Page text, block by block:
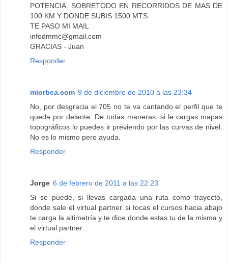
POTENCIA. SOBRETODO EN RECORRIDOS DE MAS DE
100 KM Y DONDE SUBIS 1500 MTS.
TE PASO MI MAIL
infodmmc@gmail.com
GRACIAS - Juan
Responder
miorbea.com 9 de diciembre de 2010 a las 23:34
No, por desgracia el 705 no te va cantando el perfil que te
queda por delante. De todas maneras, si le cargas mapas
topográficos lo puedes ir previendo por las curvas de nivel.
No es lo mismo pero ayuda.
Responder
Jorge 6 de febrero de 2011 a las 22:23
Si se puede, si llevas cargada una ruta como trayecto,
donde sale el virtual partner si tocas el cursos hacia abajo
te carga la altimetría y te dice donde estas tu de la misma y
el virtual partner...
Responder